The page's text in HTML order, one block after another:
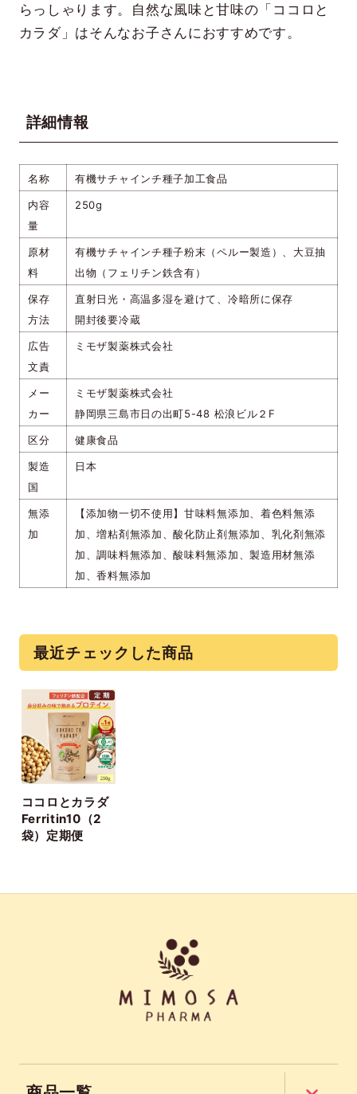
らっしゃります。自然な風味と甘味の「ココロと
カラダ」はそんなお子さんにおすすめです。
詳細情報
名称 有機サチャインチ種子加工食品
内容
量
250g
原材
料
有機サチャインチ種子粉末（ペルー製造）、大豆抽
出物（フェリチン鉄含有）
保存
方法
直射日光・高温多湿を避けて、冷暗所に保存
開封後要冷蔵
広告
文責
ミモザ製薬株式会社
メー
カー
ミモザ製薬株式会社
静岡県三島市日の出町5-48 松浪ビル２F
区分 健康食品
製造
国
日本
無添
加
【添加物一切不使用】甘味料無添加、着色料無添
加、増粘剤無添加、酸化防止剤無添加、乳化剤無添
加、調味料無添加、酸味料無添加、製造用材無添
加、香料無添加
最近チェックした商品
ココロとカラダ
Ferritin10（2
袋）定期便